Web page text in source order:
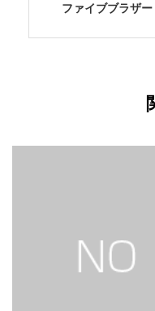
ファイブブラザー